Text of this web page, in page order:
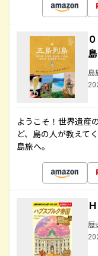
島
ようこそ！世界遺産
ど、島の人が教えて
島旅へ。
歴